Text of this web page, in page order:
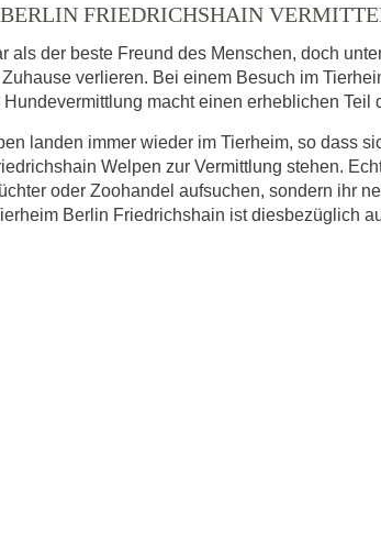
*
FRIEDRICHSHAIN
als der beste Freund des Menschen, doch
verlieren. Bei einem Besuch im
macht einen erheblichen Teil
landen immer wieder im Tierheim, so dass
Welpen zur Vermittlung stehen.
oder Zoohandel aufsuchen, sondern ihr
Berlin Friedrichshain ist diesbezüglich